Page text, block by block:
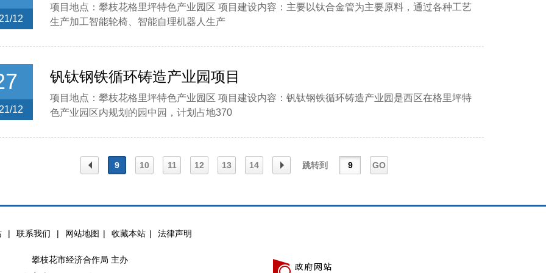
12
项目地点：攀枝花格里坪特色产业园区 项目建设内容：主要以钛合金管为主要原料，通过各种工艺
生产加工智能轮椅、智能自理机器人生产
12
钒钛钢铁循环铸造产业园项目
项目地点：攀枝花格里坪特色产业园区 项目建设内容：钒钛钢铁循环铸造产业园是西区在格里坪特
色产业园区内规划的园中园，计划占地370
9 10 11 12 13 14 跳转到 GO
| 联系我们 | 网站地图 | 收藏本站 | 法律声明
攀枝花市经济合作局 主办